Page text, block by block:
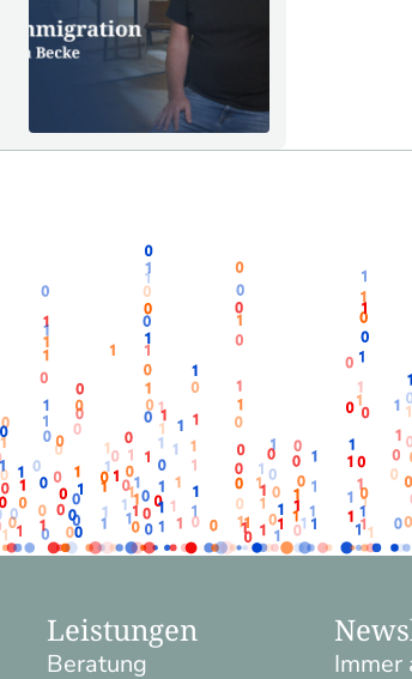
Leistungen
Beratung Immer